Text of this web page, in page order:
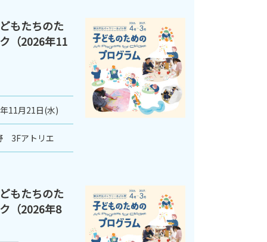
もたちのた
（2026年11
11月21日(水)
3Fアトリエ
もたちのた
（2026年8